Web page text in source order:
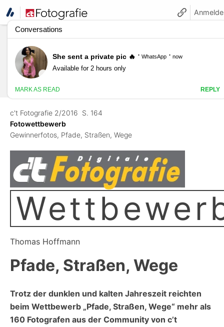
c't Fotografie 2/2016 S. 164
Fotowettbewerb
Gewinnerfotos, Pfade, Straßen, Wege
Thomas Hoffmann
Pfade, Straßen, Wege
Trotz der dunklen und kalten Jahreszeit reichten
beim Wettbewerb „Pfade, Straßen, Wege“ mehr als
160 Fotografen aus der Community von c’t